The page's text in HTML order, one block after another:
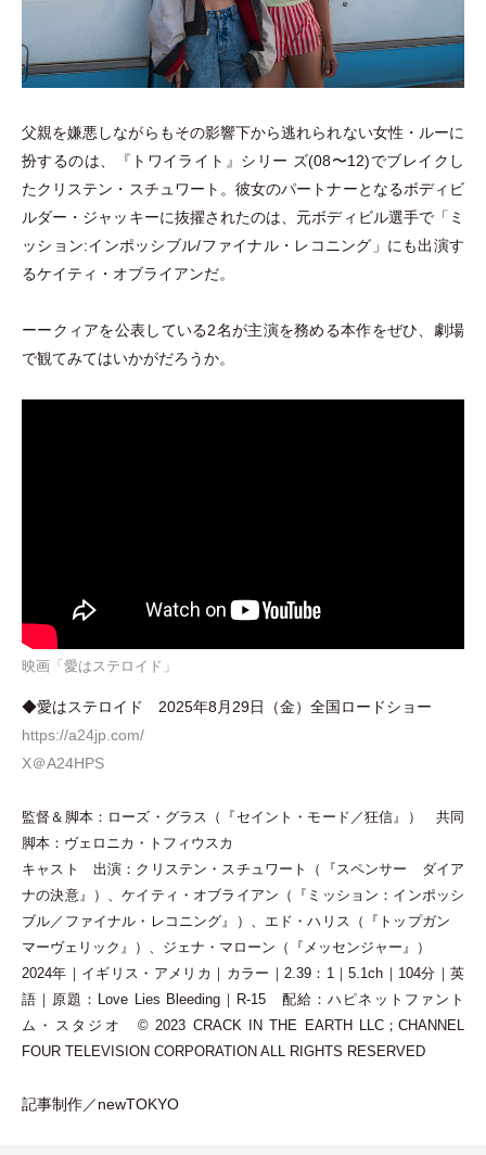
父親を嫌悪しながらもその影響下から逃れられない女性 ・ ルーに
扮するのは、『トワイライト』シリー ズ(08〜12)でブレイクし
たクリステン ・ スチュワート。彼女のパートナーとなるボディビ
ルダー ・ ジャッキーに抜擢されたのは、元ボディビル選手で「 ミ
ッション:インポッシブル/ファイナル・ レコニング 」 にも出演す
るケイティ ・ オブライアンだ。
ーークィアを公表している2名が主演を務める本作をぜひ、劇場
で観てみてはいかがだろうか。
映画「愛はステロイド」
◆愛はステロイド 2025年8月29日 （金） 全国ロードショー
https://a24jp.com/
X＠A24HPS
監督＆脚本：ローズ ・ グラス （ 『セイント ・ モード／狂信』 ）
共同
脚本：ヴェロニカ ・ トフィウスカ
キャスト 出演：クリステン ・ スチュワート （
『スペンサー ダイア
ナの決意』
） 、ケイティ ・ オブライアン （
『ミッション：インポッシ
ブル／ファイナル ・ レコニング』 ） 、エド ・ハリス （
『トップガン
マーヴェリック』
） 、ジェナ ・ マローン （ 『メッセンジャー』
）
2024年｜イギリス ・ アメリカ｜カラー｜2.39：1｜5.1ch｜104分｜英
語｜原題：Love Lies Bleeding｜R-15 配給：ハピネットファント
ム ・
スタジオ © 2023 CRACK IN THE EARTH LLC；CHANNEL
FOUR TELEVISION CORPORATION ALL RIGHTS RESERVED
記事制作／newTOKYO